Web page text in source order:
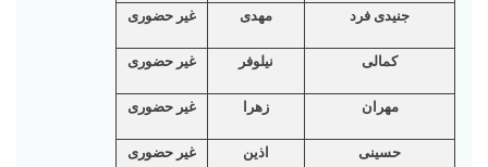
جنیدی فرد مهدی غیر حضوری
كمالى نیلوفر غیر حضوری
مهران زهرا غیر حضوری
حسینی اذین غیر حضوری